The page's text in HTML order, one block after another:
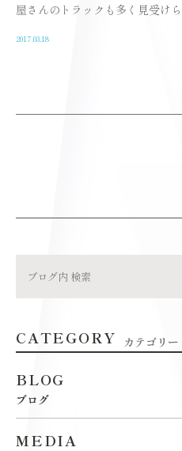
屋さんのトラックも多く見受け
2017.03.18
CATEGORY カテゴリー
BLOG
ブログ
MEDIA